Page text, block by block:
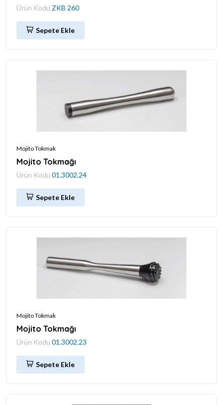
Ürün Kodu ZKB 260
Sepete Ekle
Mojito Tokmak
Mojito Tokmağı
Ürün Kodu 01.3002.24
Sepete Ekle
Mojito Tokmak
Mojito Tokmağı
Ürün Kodu 01.3002.23
Sepete Ekle